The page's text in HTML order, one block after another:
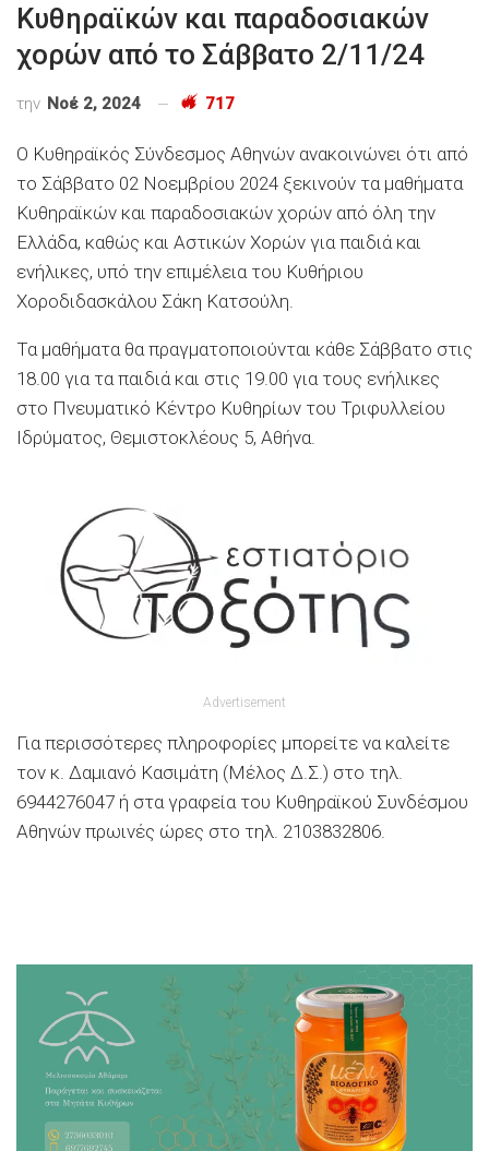
Κυθηραϊκών και παραδοσιακών
χορών από το Σάββατο 2/11/24
την Νοέ 2, 2024 717
Ο Κυθηραϊκός Σύνδεσμος Αθηνών ανακοινώνει ότι από
το Σάββατο 02 Νοεμβρίου 2024 ξεκινούν τα μαθήματα
Κυθηραϊκών και παραδοσιακών χορών από όλη την
Ελλάδα, καθώς και Αστικών Χορών για παιδιά και
ενήλικες, υπό την επιμέλεια του Κυθήριου
Χοροδιδασκάλου Σάκη Κατσούλη.
Τα μαθήματα θα πραγματοποιούνται κάθε Σάββατο στις
18.00 για τα παιδιά και στις 19.00 για τους ενήλικες
στο Πνευματικό Κέντρο Κυθηρίων του Τριφυλλείου
Ιδρύματος, Θεμιστοκλέους 5, Αθήνα.
Advertisement
Για περισσότερες πληροφορίες μπορείτε να καλείτε
τον κ. Δαμιανό Κασιμάτη (Μέλος Δ.Σ.) στο τηλ.
6944276047 ή στα γραφεία του Κυθηραϊκού Συνδέσμου
Αθηνών πρωινές ώρες στο τηλ. 2103832806.